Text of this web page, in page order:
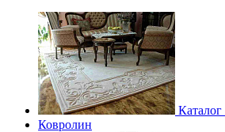
Каталог
Ковролин